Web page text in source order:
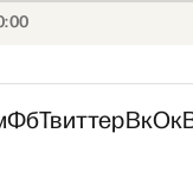
ФбТвиттерВкОк